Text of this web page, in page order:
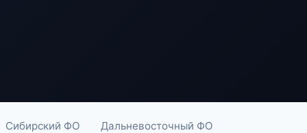
Сибирский ФО Дальневосточный ФО